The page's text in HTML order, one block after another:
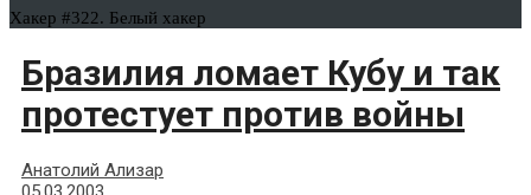
Хакер #322. Белый хакер
Бразилия ломает Кубу и так
протестует против войны
Анатолий Ализар